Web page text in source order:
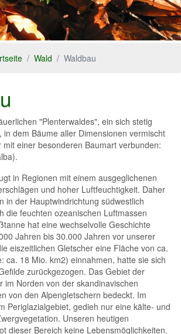
Wald Waldbau
"Plenterwaldes", ein sich stetig
in dem Bäume aller Dimensionen vermischt
einer besonderen Baumart verbunden:
in Regionen mit einem ausgeglichenen
und hoher Luftfeuchtigkeit. Daher
in der Hauptwindrichtung südwestlich
die feuchten ozeanischen Luftmassen
hat eine wechselvolle Geschichte
Jahren bis 30.000 Jahren vor unserer
eiszeitlichen Gletscher eine Fläche von ca.
ca. 18 Mio. km2) einnahmen, hatte sie sich
zurückgezogen. Das Gebiet der
im Norden von der skandinavischen
von den Alpengletschern bedeckt. Im
Periglazialgebiet, gedieh nur eine kälte- und
Unseren heutigen
dieser Bereich keine Lebensmöglichkeiten.